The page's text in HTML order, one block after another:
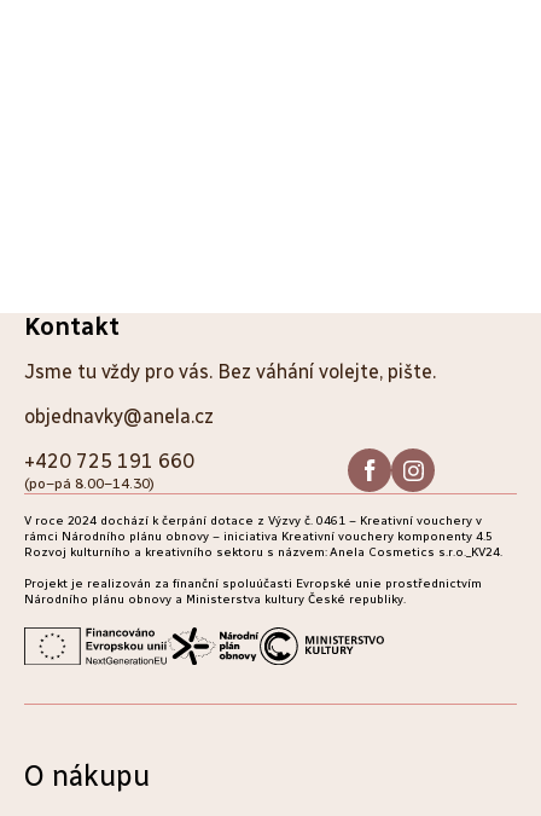
Kontakt
Jsme tu vždy pro vás. Bez váhání volejte, pište.
objednavky@anela.cz
+420 725 191 660
(po–pá 8.00–14.30)
V roce 2024 dochází k čerpání dotace z Výzvy č. 0461 – Kreativní vouchery v
rámci Národního plánu obnovy – iniciativa Kreativní vouchery komponenty 4.5
Rozvoj kulturního a kreativního sektoru s názvem: Anela Cosmetics s.r.o._KV24.
Projekt je realizován za finanční spoluúčasti Evropské unie prostřednictvím
Národního plánu obnovy a Ministerstva kultury České republiky.
O nákupu